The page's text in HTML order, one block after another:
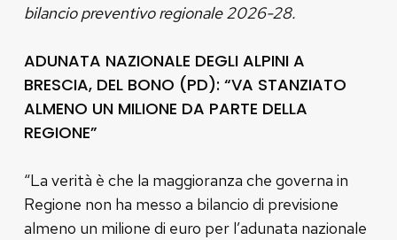
bilancio preventivo regionale 2026-28.
ADUNATA NAZIONALE DEGLI ALPINI A
BRESCIA, DEL BONO (PD): “VA STANZIATO
ALMENO UN MILIONE DA PARTE DELLA
REGIONE”
“La verità è che la maggioranza che governa in
Regione non ha messo a bilancio di previsione
almeno un milione di euro per l’adunata nazionale